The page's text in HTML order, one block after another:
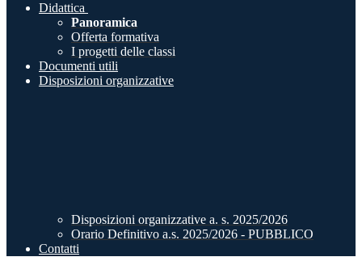
Didattica
Panoramica
Offerta formativa
I progetti delle classi
Documenti utili
Disposizioni organizzative
Disposizioni organizzative a. s. 2025/2026
Orario Definitivo a.s. 2025/2026 - PUBBLICO
Contatti